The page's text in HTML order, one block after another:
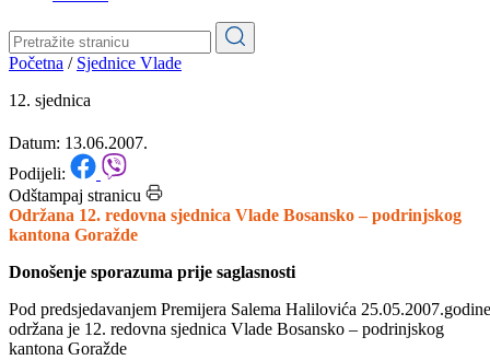
Pale-Prača
Kontakt
12. sjednica
Datum: 13.06.2007.
Podijeli:
Održana 12. redovna sjednica Vlade Bosansko – podrinjskog
Donošenje sporazuma prije saglasnosti